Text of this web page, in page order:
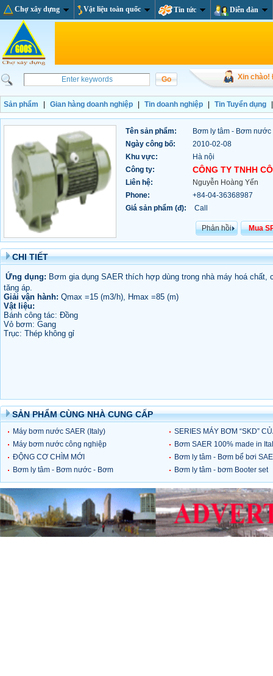
Chợ xây dựng Vật liệu toàn quốc Tin tức Diễn đàn
Xin chào!
Sản phẩm Gian hàng doanh nghiệp Tin doanh nghiệp Tin Tuyển dụng
Tên sản phẩm:
Bơm ly tâm - Bơm
Ngày công bố:
2010-02-08
Khu vực:
Hà nội
Công ty:
CÔNG TY TNHH
Liên hệ:
Nguyễn Hoàng Yến
Phone:
+84-04-36368987
Giá sản phẩm (đ):
Call
Phản hồi Mua
CHI TIẾT
Ứng dụng: Bơm gia dụng SAER thích hợp dùng trong nhà máy hoá
tăng áp.
Giải vận hành: Qmax =15 (m3/h), Hmax =85 (m)
Vật liệu:
Bánh công tác: Đồng
Vỏ bơm: Gang
Trục: Thép không gỉ
SẢN PHẨM CÙNG NHÀ CUNG CẤP
Máy bơm nước SAER (Italy)
SERIES MÁY BƠM “SKD”
HÃNG SAER (ITALY)
Máy bơm nước công nghiệp
SAER (Ý)
Bơm SAER 100% made in
- giá cực sốc
ĐỘNG CƠ CHÌM MỚI
Bơm ly tâm - Bơm bể bơi
- SAER Pump
Bơm ly tâm - Bơm nước - Bơm
gia dụng SAER
Bơm ly tâm - bơm Booter set
SAER